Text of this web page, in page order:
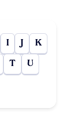
I J K
T U